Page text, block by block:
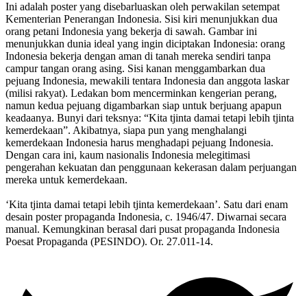
Ini adalah poster yang disebarluaskan oleh perwakilan setempat
Kementerian Penerangan Indonesia. Sisi kiri menunjukkan dua
orang petani Indonesia yang bekerja di sawah. Gambar ini
menunjukkan dunia ideal yang ingin diciptakan Indonesia: orang
Indonesia bekerja dengan aman di tanah mereka sendiri tanpa
campur tangan orang asing. Sisi kanan menggambarkan dua
pejuang Indonesia, mewakili tentara Indonesia dan anggota laskar
(milisi rakyat). Ledakan bom mencerminkan kengerian perang,
namun kedua pejuang digambarkan siap untuk berjuang apapun
keadaanya. Bunyi dari teksnya: “Kita tjinta damai tetapi lebih tjinta
kemerdekaan”. Akibatnya, siapa pun yang menghalangi
kemerdekaan Indonesia harus menghadapi pejuang Indonesia.
Dengan cara ini, kaum nasionalis Indonesia melegitimasi
pengerahan kekuatan dan penggunaan kekerasan dalam perjuangan
mereka untuk kemerdekaan.
‘Kita tjinta damai tetapi lebih tjinta kemerdekaan’. Satu dari enam
desain poster propaganda Indonesia, c. 1946/47. Diwarnai secara
manual. Kemungkinan berasal dari pusat propaganda Indonesia
Poesat Propaganda (PESINDO). Or. 27.011-14.